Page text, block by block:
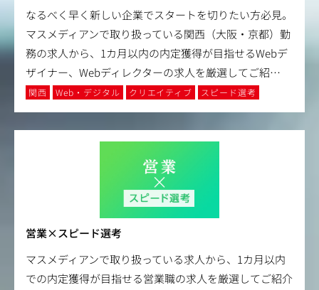
なるべく早く新しい企業でスタートを切りたい方必見。
マスメディアンで取り扱っている関西（大阪・京都）勤
務の求人から、1カ月以内の内定獲得が目指せるWebデ
ザイナー、Webディレクターの求人を厳選してご紹…
関西 Web・デジタル クリエイティブ スピード選考
営業×スピード選考
マスメディアンで取り扱っている求人から、1カ月以内
での内定獲得が目指せる営業職の求人を厳選してご紹介